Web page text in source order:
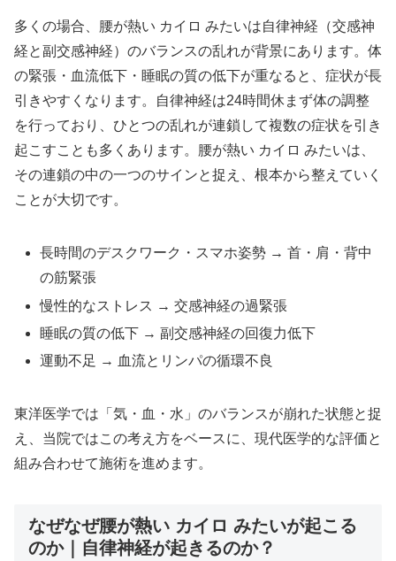
多くの場合、腰が熱い カイロ みたいは自律神経（交感神
経と副交感神経）のバランスの乱れが背景にあります。体
の緊張・血流低下・睡眠の質の低下が重なると、症状が長
引きやすくなります。自律神経は24時間休まず体の調整
を行っており、ひとつの乱れが連鎖して複数の症状を引き
起こすことも多くあります。腰が熱い カイロ みたいは、
その連鎖の中の一つのサインと捉え、根本から整えていく
ことが大切です。
長時間のデスクワーク・スマホ姿勢 → 首・肩・背中
の筋緊張
慢性的なストレス → 交感神経の過緊張
睡眠の質の低下 → 副交感神経の回復力低下
運動不足 → 血流とリンパの循環不良
東洋医学では「気・血・水」のバランスが崩れた状態と捉
え、当院ではこの考え方をベースに、現代医学的な評価と
組み合わせて施術を進めます。
なぜなぜ腰が熱い カイロ みたいが起こる
のか｜自律神経が起きるのか？